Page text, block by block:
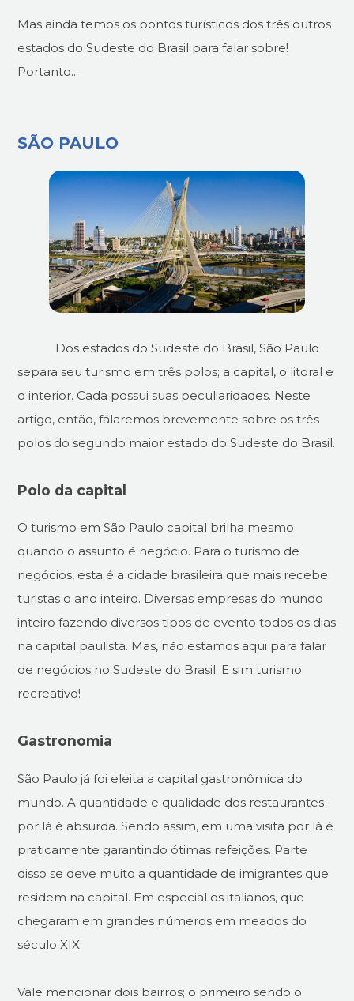
Mas ainda temos os pontos turísticos dos três outros
estados do Sudeste do Brasil para falar sobre!
Portanto...
SÃO PAULO
Dos estados do Sudeste do Brasil, São Paulo
separa seu turismo em três polos; a capital, o litoral e
o interior. Cada possui suas peculiaridades. Neste
artigo, então, falaremos brevemente sobre os três
polos do segundo maior estado do Sudeste do Brasil.
Polo da capital
O turismo em São Paulo capital brilha mesmo
quando o assunto é negócio. Para o turismo de
negócios, esta é a cidade brasileira que mais recebe
turistas o ano inteiro. Diversas empresas do mundo
inteiro fazendo diversos tipos de evento todos os dias
na capital paulista. Mas, não estamos aqui para falar
de negócios no Sudeste do Brasil. E sim turismo
recreativo!
Gastronomia
São Paulo já foi eleita a capital gastronômica do
mundo. A quantidade e qualidade dos restaurantes
por lá é absurda. Sendo assim, em uma visita por lá é
praticamente garantindo ótimas refeições. Parte
disso se deve muito a quantidade de imigrantes que
residem na capital. Em especial os italianos, que
chegaram em grandes números em meados do
século XIX.
Vale mencionar dois bairros; o primeiro sendo o